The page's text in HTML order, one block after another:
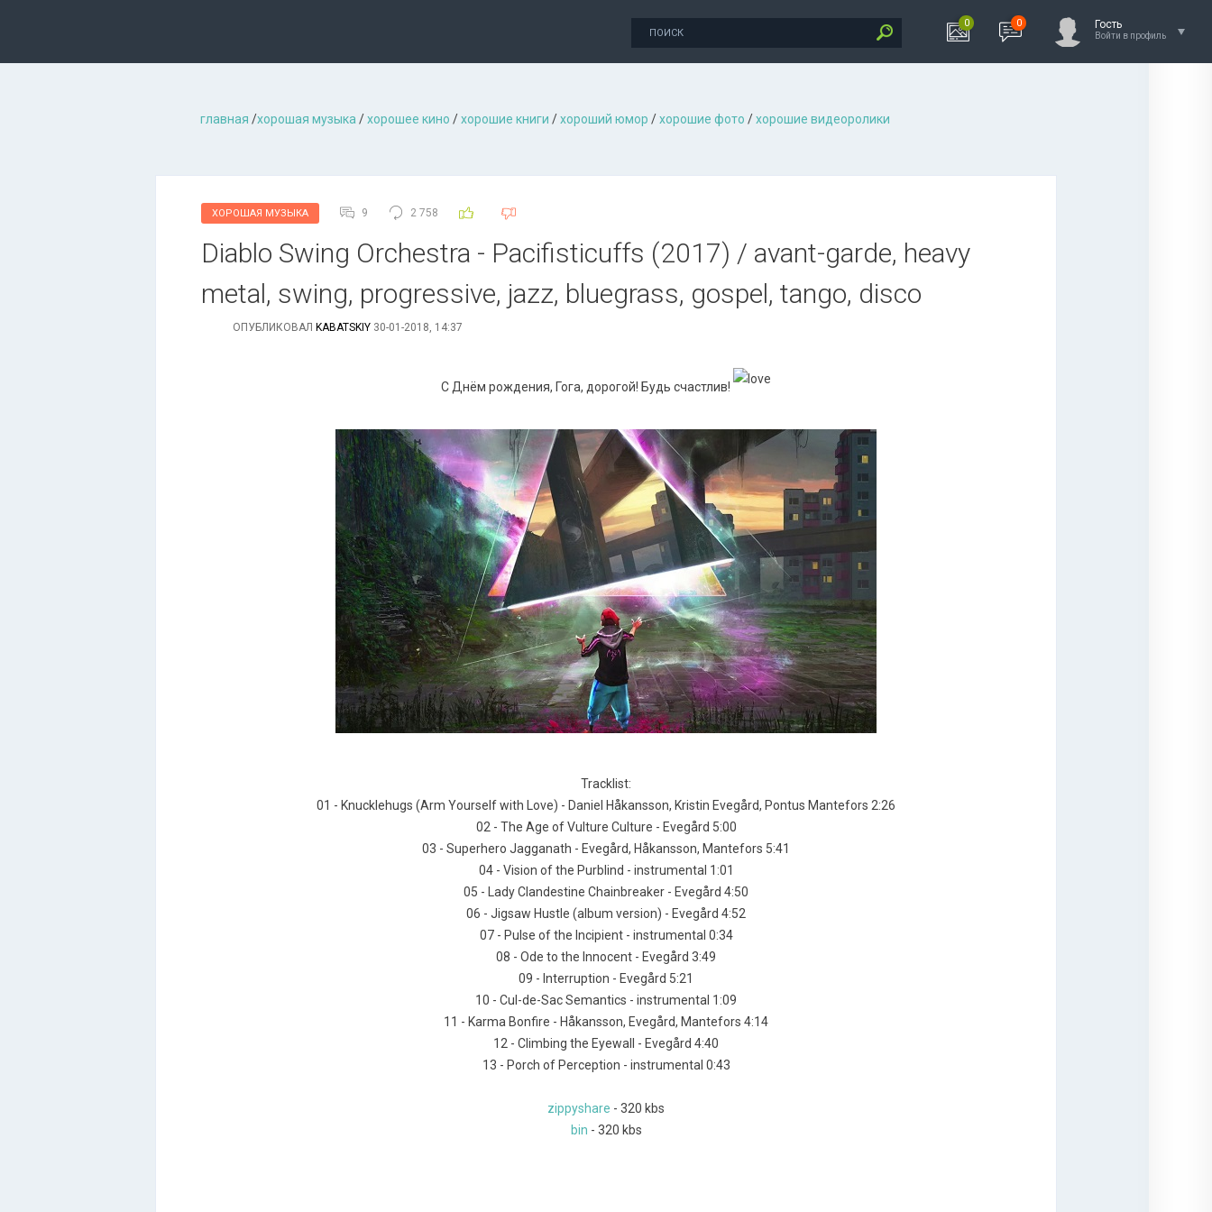
0 0 Гость
Войти в профиль
главная /хорошая музыкa /хорошее кино /хорошие книги /хороший юмор /хорошие фото /хорошие видеоролики
ХОРОШАЯ МУЗЫКА 9 2 758
Diablo Swing Orchestra - Pacifisticuffs (2017) / avant-garde, heavy
metal, swing, progressive, jazz, bluegrass, gospel, tango, disco
ОПУБЛИКОВАЛ KABATSKIY 30-01-2018, 14:37
С Днём рождения, Гога, дорогой! Будь счастлив!
Tracklist:
01 - Knucklehugs (Arm Yourself with Love) - Daniel Håkansson, Kristin Evegård, Pontus Mantefors 2:26
02 - The Age of Vulture Culture - Evegård 5:00
03 - Superhero Jagganath - Evegård, Håkansson, Mantefors 5:41
04 - Vision of the Purblind - instrumental 1:01
05 - Lady Clandestine Chainbreaker - Evegård 4:50
06 - Jigsaw Hustle (album version) - Evegård 4:52
07 - Pulse of the Incipient - instrumental 0:34
08 - Ode to the Innocent - Evegård 3:49
09 - Interruption - Evegård 5:21
10 - Cul-de-Sac Semantics - instrumental 1:09
11 - Karma Bonfire - Håkansson, Evegård, Mantefors 4:14
12 - Climbing the Eyewall - Evegård 4:40
13 - Porch of Perception - instrumental 0:43
zippyshare - 320 kbs
bin - 320 kbs